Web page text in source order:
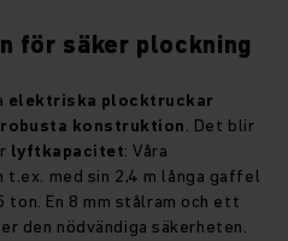
för säker plockning
elektriska plocktruckar
robusta konstruktion. Det blir
lyftkapacitet: Våra
med sin 2,4 m långa gaffel
En 8 mm stålram och ett
den nödvändiga säkerheten.